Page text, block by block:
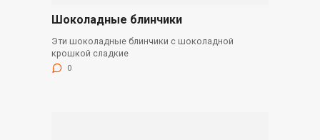
Шоколадные блинчики
Эти шоколадные блинчики с шоколадной
крошкой сладкие
0